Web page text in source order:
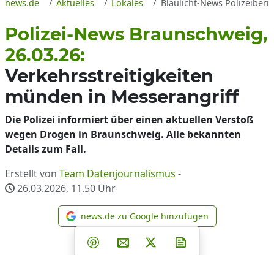
news.de Aktuelles Lokales Blaulicht-News
Polizei-News Braunschweig,
26.03.26:
Verkehrsstreitigkeiten
münden in Messerangriff
Die Polizei informiert über einen aktuellen Verstoß
wegen Drogen in Braunschweig. Alle bekannten
Details zum Fall.
Erstellt von Team Datenjournalismus -
26.03.2026, 11.50 Uhr
news.de zu Google
news.de zu Google hinzufügen
Teilen auf Facebook
Teilen auf Whatsapp
Teilen auf Telegram
Teilen auf Pinterest
Per E-Mail teilen
Post auf X